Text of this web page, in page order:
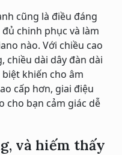
cũng là điều đáng
chinh phục và làm
nào. Với chiều cao
chiều dài dây đàn dài
khiến cho âm
cấp hơn, giai điệu
cho bạn cảm giác dễ
và hiếm thấy